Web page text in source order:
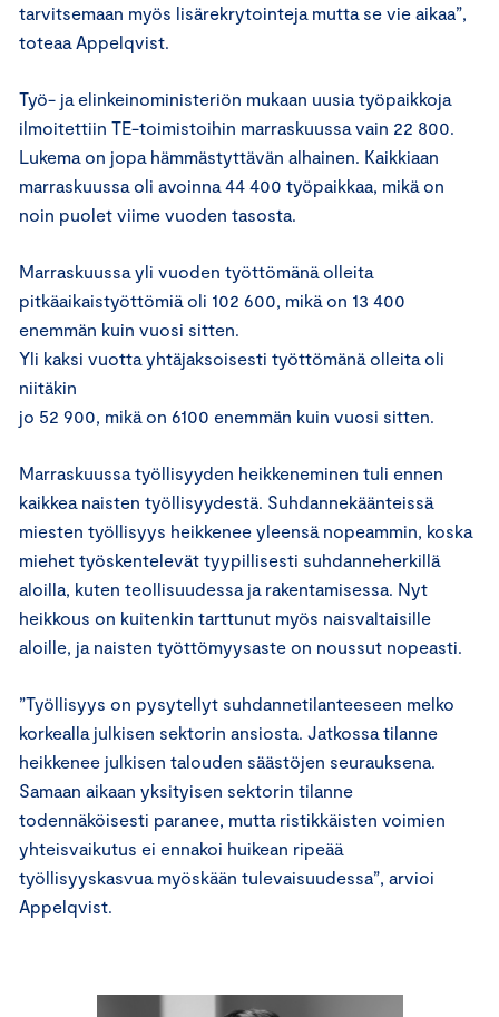
tarvitsemaan myös lisärekrytointeja mutta se vie aikaa”,
toteaa Appelqvist.
Työ- ja elinkeinoministeriön mukaan uusia työpaikkoja
ilmoitettiin TE-toimistoihin marraskuussa vain 22 800.
Lukema on jopa hämmästyttävän alhainen. Kaikkiaan
marraskuussa oli avoinna 44 400 työpaikkaa, mikä on
noin puolet viime vuoden tasosta.
Marraskuussa yli vuoden työttömänä olleita
pitkäaikaistyöttömiä oli 102 600, mikä on 13 400
enemmän kuin vuosi sitten.
Yli kaksi vuotta yhtäjaksoisesti työttömänä olleita oli
niitäkin
jo 52 900, mikä on 6100 enemmän kuin vuosi sitten.
Marraskuussa työllisyyden heikkeneminen tuli ennen
kaikkea naisten työllisyydestä. Suhdannekäänteissä
miesten työllisyys heikkenee yleensä nopeammin, koska
miehet työskentelevät tyypillisesti suhdanneherkillä
aloilla, kuten teollisuudessa ja rakentamisessa. Nyt
heikkous on kuitenkin tarttunut myös naisvaltaisille
aloille, ja naisten työttömyysaste on noussut nopeasti.
”Työllisyys on pysytellyt suhdannetilanteeseen melko
korkealla julkisen sektorin ansiosta. Jatkossa tilanne
heikkenee julkisen talouden säästöjen seurauksena.
Samaan aikaan yksityisen sektorin tilanne
todennäköisesti paranee, mutta ristikkäisten voimien
yhteisvaikutus ei ennakoi huikean ripeää
työllisyyskasvua myöskään tulevaisuudessa”, arvioi
Appelqvist.